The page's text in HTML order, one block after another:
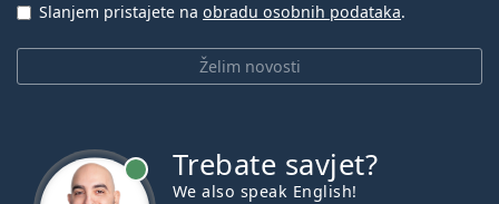
Želim novosti
Slanjem pristajete na obradu osobnih podataka.
Trebate savjet?
We also speak English!